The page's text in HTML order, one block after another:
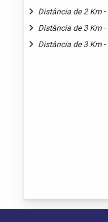
Distância de 2 Km -
Distância de 3 Km -
Distância de 3 Km -